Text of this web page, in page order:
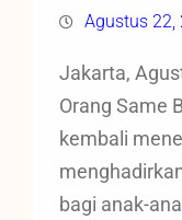
Agustus 22,
Jakarta,
Orang Same
kembali
bagi anak-